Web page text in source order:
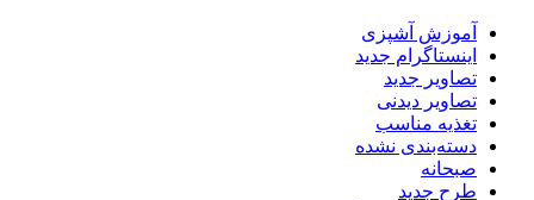
آموزش آشپزی
اینستاگرام جدید
تصاویر جدید
تصاویر دیدنی
تغذیه مناسب
دسته‌بندی نشده
صبحانه
طرح جدید